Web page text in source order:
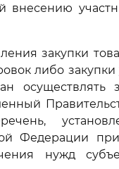
закупки
либо
осуществлять
Федерации
нужд